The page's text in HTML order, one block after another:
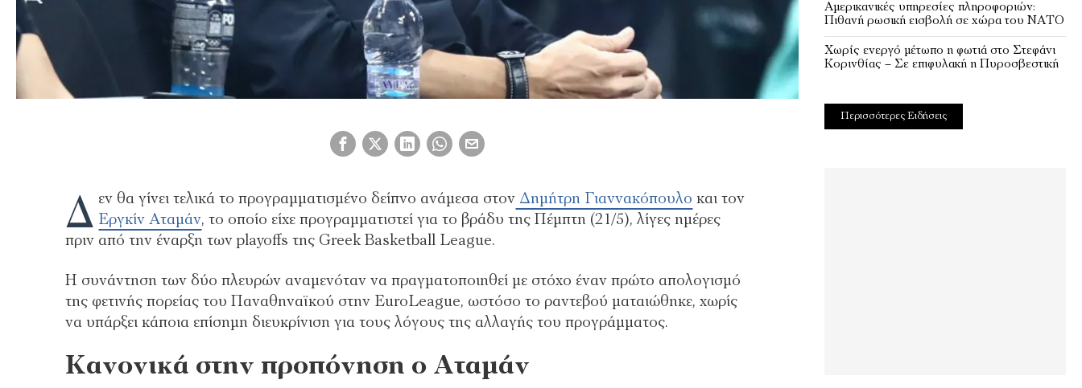
Δ εν θα γίνει τελικά το προγραμματισμένο δείπνο ανάμεσα στον Δημήτρη Γιαννακόπουλο και τον
Εργκίν Αταμάν, το οποίο είχε προγραμματιστεί για το βράδυ της Πέμπτη (21/5), λίγες ημέρες
πριν από την έναρξη των playoffs της Greek Basketball League.
Η συνάντηση των δύο πλευρών αναμενόταν να πραγματοποιηθεί με στόχο έναν πρώτο απολογισμό
της φετινής πορείας του Παναθηναϊκού στην EuroLeague, ωστόσο το ραντεβού ματαιώθηκε, χωρίς
να υπάρξει κάποια επίσημη διευκρίνιση για τους λόγους της αλλαγής του προγράμματος.
Κανονικά στην προπόνηση ο Αταμάν
Αμερικανικές υπηρεσίες πληροφοριών:
Πιθανή ρωσική εισβολή σε χώρα του ΝΑΤΟ
Χωρίς ενεργό μέτωπο η φωτιά στο Στεφάνι
Κορινθίας – Σε επιφυλακή η Πυροσβεστική
Περισσότερες Ειδήσεις